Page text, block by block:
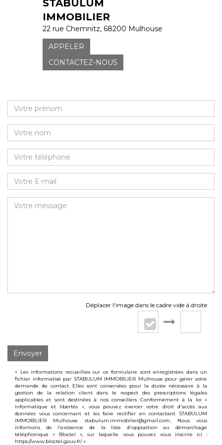
STABULUM
IMMOBILIER
22 rue Chemnitz, 68200 Mulhouse
APPELER
CONTACTEZ-NOUS
Déplacer l'image dans le cadre vide à droite
Envoyer
« Les informations recueillies sur ce formulaire sont enregistrées dans un
fichier informatisé par STABULUM IMMOBILIER Mulhouse pour gérer votre
demande de contact. Elles sont conservées pour la durée nécessaire à la
gestion de la relation client dans le respect des prescriptions légales
applicables et sont destinées à nos conseillers Conformément à la loi «
informatique et libertés », vous pouvez exercer votre droit d'accès aux
données vous concernant et les faire rectifier en contactant STABULUM
IMMOBILIER Mulhouse stabulum.immobilier@gmail.com. Nous vous
informons de l'existence de la liste d'opposition au démarchage
téléphonique « Bloctel », sur laquelle vous pouvez vous inscrire ici :
https://www.bloctel.gouv.fr/»